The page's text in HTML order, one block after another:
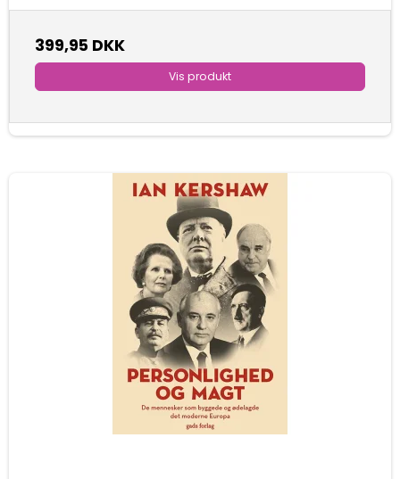
399,95 DKK
Vis produkt